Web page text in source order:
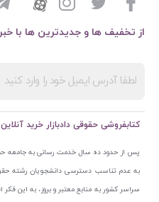
از تخفیف ها و جدیدترین ها با
کتابفروشی حقوقی دادبازار خرید
پس از حدود ده سال خدمت رسانی به جامعه
به عدم تناسب دسترسی دانشجویان رشته
سراسر کشور به منابع معتبر و بروز، به این